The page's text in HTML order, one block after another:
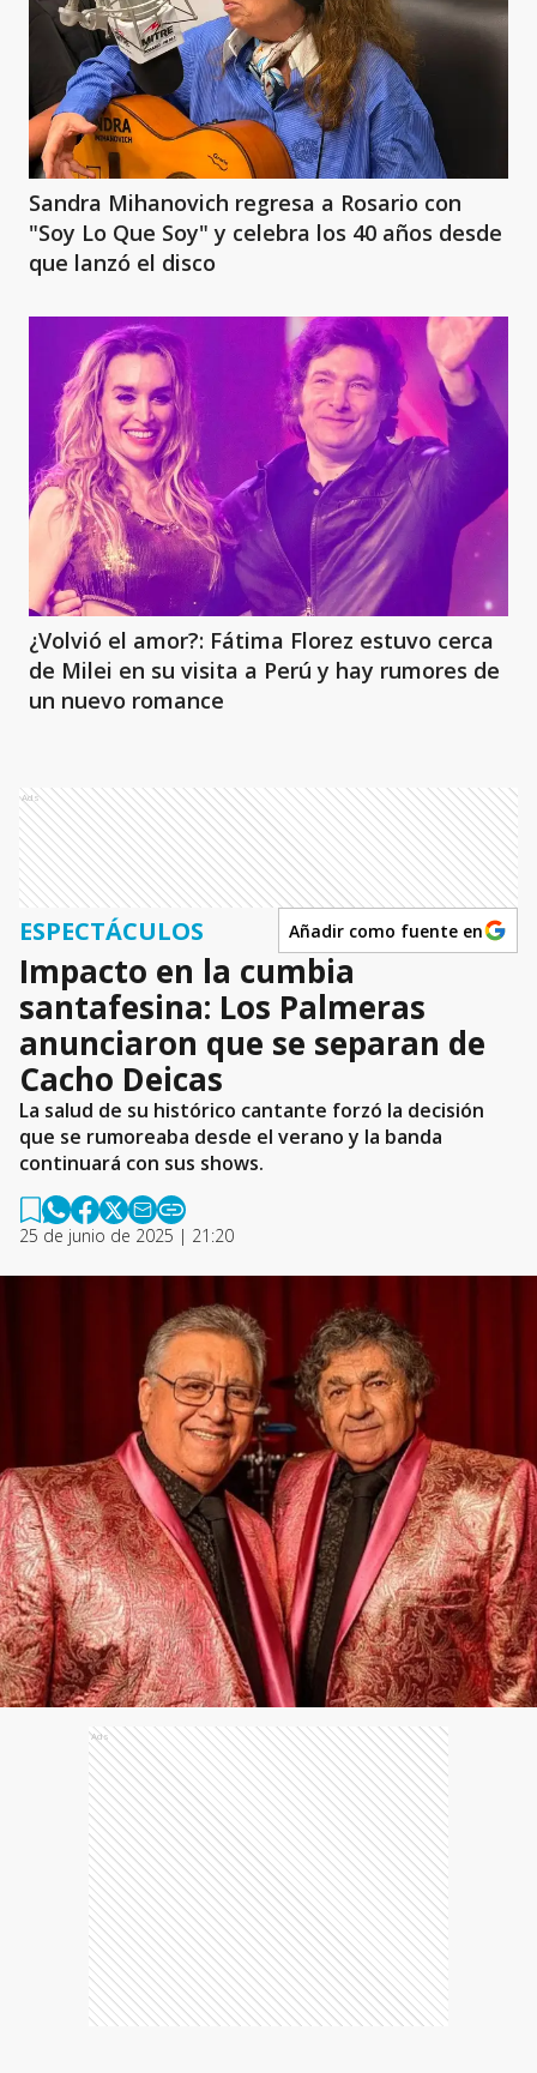
Sandra Mihanovich regresa a Rosario con
"Soy Lo Que Soy" y celebra los 40 años desde
que lanzó el disco
¿Volvió el amor?: Fátima Florez estuvo cerca
de Milei en su visita a Perú y hay rumores de
un nuevo romance
Ads
ESPECTÁCULOS Añadir como fuente en
Impacto en la cumbia
santafesina: Los Palmeras
anunciaron que se separan de
Cacho Deicas
La salud de su histórico cantante forzó la decisión
que se rumoreaba desde el verano y la banda
continuará con sus shows.
25 de junio de 2025 | 21:20
Ads